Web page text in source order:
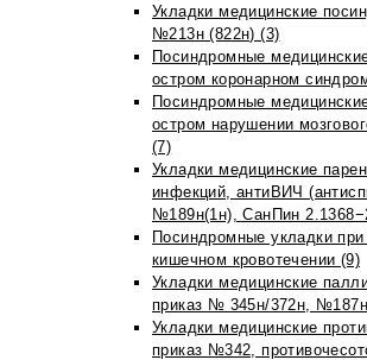
Укладки медицинские
№213н (822н) (3)
Посиндромные
остром коронарном
Посиндромные
остром нарушении
(7)
Укладки медицинские
инфекций, антиВИЧ
№189н(1н), СанПин
Посиндромные укладки
кишечном кровотечении (9)
Укладки медицинские
приказ № 345н/372н,
Укладки медицинские
приказ №342,